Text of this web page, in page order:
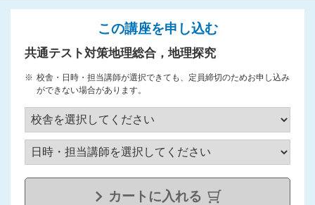
この講座を申し込む
共通テスト対策地理総合，地理探究
校舎・日時・担当講師が選択できても、定員締切のためお申し込み
ができない場合があります。
カートに入れる